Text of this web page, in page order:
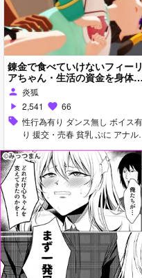
錬金で食べていけないフィーリ
アちゃん・生活の資金を身体
で…『あなただけです…』
person 炎狐
play_arrow 2,541 favorite 66
sell 性行為有り ダンス無し ボイス有
り 援交・売春 貧乳 ぷに アナル責
め フェラ